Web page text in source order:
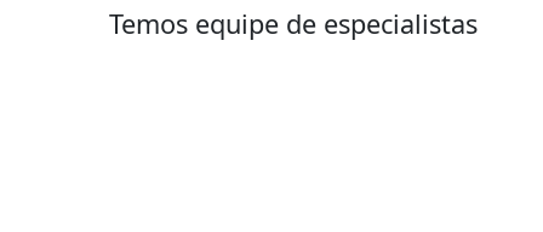
Temos equipe de especialistas